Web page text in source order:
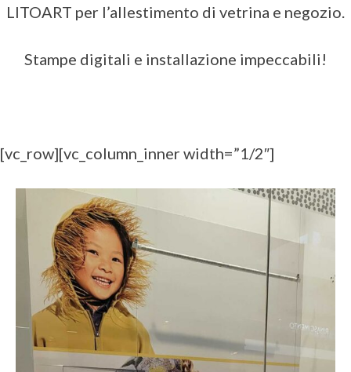
LITOART per l’allestimento di vetrina e negozio.
Stampe digitali e installazione impeccabili!
[vc_row][vc_column_inner width=”1/2″]